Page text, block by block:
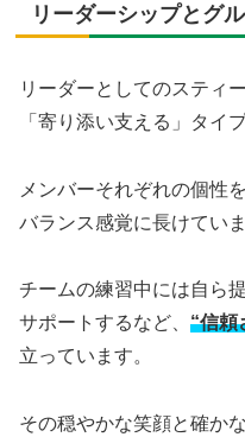
リーダーシップとグ
リーダーとしてのスティ
「寄り添い支える」タイ
メンバーそれぞれの個性
バランス感覚に長けていま
チームの練習中には自ら
サポートするなど、 “信頼
立っています。
その穏やかな笑顔と確か